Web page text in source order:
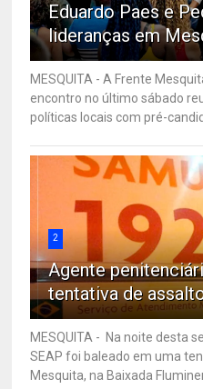
Eduardo Paes e
lideranças em
MESQUITA - A Frente
encontro no último sábado
políticas locais com pré-
2
Agente
tentativa de
MESQUITA - Na noite desta
SEAP foi baleado em uma
Mesquita, na Baixada